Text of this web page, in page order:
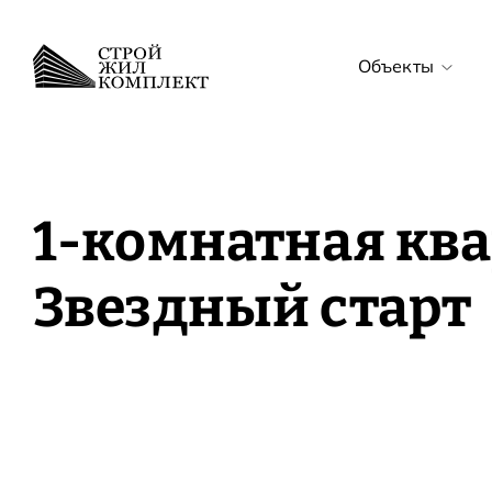
Объекты
1-комнатная
Звездный старт